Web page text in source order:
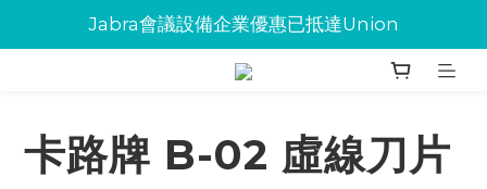
Jabra會議設備企業優惠已抵達Union
Jabra會議設備企業優惠已抵達Union
環保碳粉歡迎大量下單
卡路牌 B-02 虛線刀片